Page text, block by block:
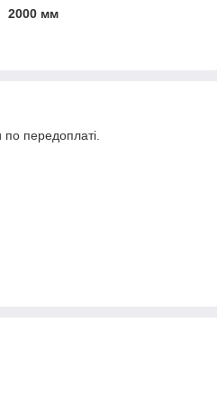
2000 мм
по передоплаті.